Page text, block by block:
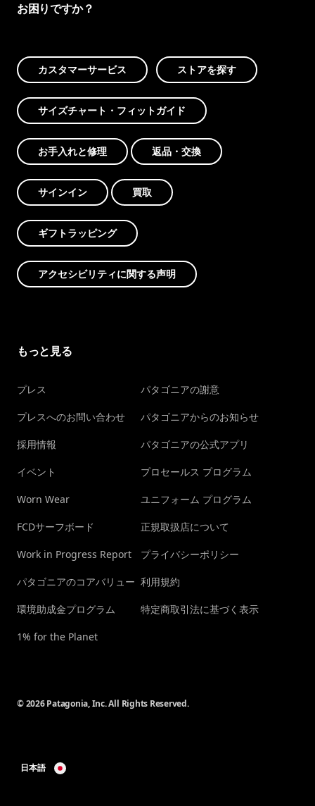
お困りですか？
カスタマーサービス ストアを探す
サイズチャート・フィットガイド
お手入れと修理 返品・交換
サインイン 買取
ギフトラッピング
アクセシビリティに関する声明
もっと見る
プレス
プレスへのお問い合わせ
採用情報
イベント
Worn Wear
FCDサーフボード
Work in Progress Report
パタゴニアのコアバリュー
環境助成金プログラム
1% for the Planet
パタゴニアの謝意
パタゴニアからのお知らせ
パタゴニアの公式アプリ
プロセールス プログラム
ユニフォーム プログラム
正規取扱店について
プライバシーポリシー
利用規約
特定商取引法に基づく表示
© 2026 Patagonia, Inc. All Rights Reserved.
日本語